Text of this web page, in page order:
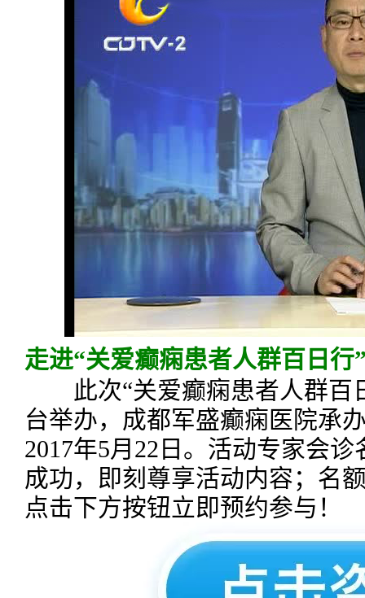
走进“关爱癫痫患者人群百日行
此次“关爱癫痫患者人群百
台举办，成都军盛癫痫医院承
2017年5月22日。活动专家会
成功，即刻尊享活动内容；名
点击下方按钮立即预约参与！